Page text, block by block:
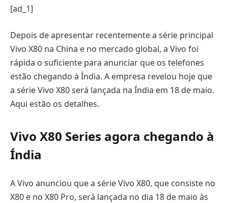
[ad_1]
Depois de apresentar recentemente a série principal
Vivo X80 na China e no mercado global, a Vivo foi
rápida o suficiente para anunciar que os telefones
estão chegando à Índia. A empresa revelou hoje que
a série Vivo X80 será lançada na Índia em 18 de maio.
Aqui estão os detalhes.
Vivo X80 Series agora chegando à
Índia
A Vivo anunciou que a série Vivo X80, que consiste no
X80 e no X80 Pro, será lançada no dia 18 de maio às